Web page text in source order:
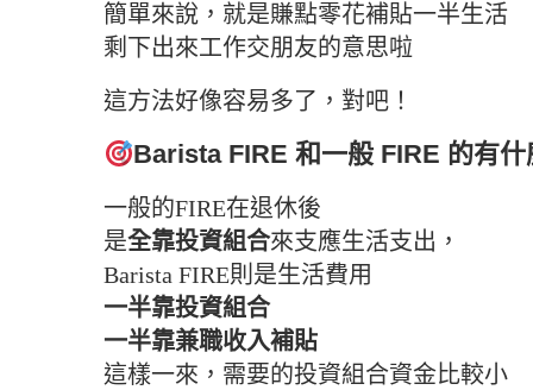
簡單來說，就是賺點零花補貼一半生活
剩下出來工作交朋友的意思啦
這方法好像容易多了，對吧！
Barista FIRE 和一般 FIRE 的有
一般的FIRE在退休後
是全靠投資組合來支應生活支出，
Barista FIRE則是生活費用
一半靠投資組合
一半靠兼職收入補貼
這樣一來，需要的投資組合資金比較小